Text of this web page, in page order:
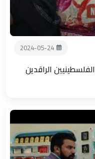
2024-05-24
الراقدين